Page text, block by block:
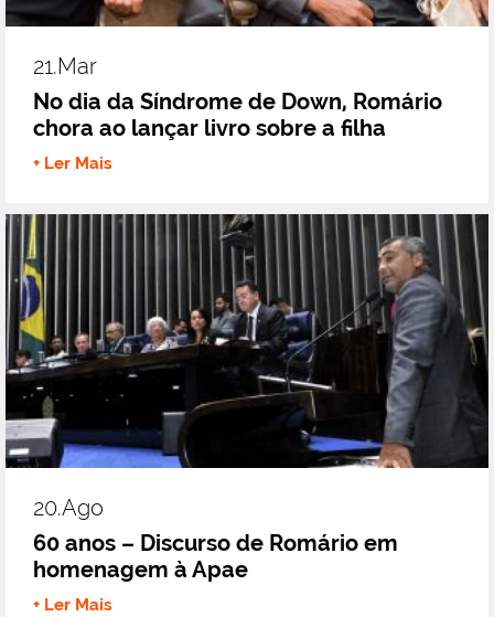
21.mar
No dia da Síndrome de Down, Romário
chora ao lançar livro sobre a filha
+ Ler Mais
20.ago
60 anos – Discurso de Romário em
homenagem à Apae
+ Ler Mais